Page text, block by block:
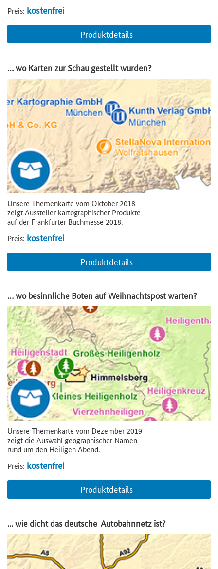
Preis: kostenfrei
Produktdetails
… wo Karten zur Schau gestellt wurden?
Unsere Themenkarte vom Oktober 2018
zeigt Aussteller kartographischer Produkte
auf der Frankfurter Buchmesse 2018.
Preis: kostenfrei
Produktdetails
… wo besinnliche Boten auf Weihnachtspost warten?
Unsere Themenkarte vom Dezember 2019
zeigt die Auswahl geographischer Namen
rund um den Heiligen Abend.
Preis: kostenfrei
Produktdetails
... wie dicht das deutsche Autobahnnetz ist?